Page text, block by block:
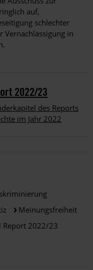
auf,
schlechter
Vernachlässigung in
2022/23
des Reports
im Jahr 2022
Meinungsfreiheit
Report 2022/23